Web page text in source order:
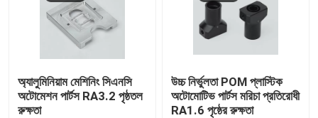
অ্যালুমিনিয়াম মেশিনিং সিএনসি
অটোমেশন পার্টস RA3.2 পৃষ্ঠতল
রুক্ষতা
উচ্চ নির্ভুলতা POM প্লাস্টিক
অটোমোটিভ পার্টস মরিচা প্রতিরোধী
RA1.6 পৃষ্ঠের রুক্ষতা